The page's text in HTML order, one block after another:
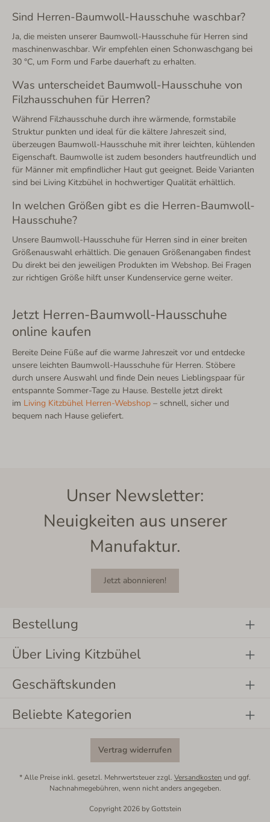
Sind Herren-Baumwoll-Hausschuhe waschbar?
Ja, die meisten unserer Baumwoll-Hausschuhe für Herren sind
maschinenwaschbar. Wir empfehlen einen Schonwaschgang bei
30 °C, um Form und Farbe dauerhaft zu erhalten.
Was unterscheidet Baumwoll-Hausschuhe von
Filzhausschuhen für Herren?
Während Filzhausschuhe durch ihre wärmende, formstabile
Struktur punkten und ideal für die kältere Jahreszeit sind,
überzeugen Baumwoll-Hausschuhe mit ihrer leichten, kühlenden
Eigenschaft. Baumwolle ist zudem besonders hautfreundlich und
für Männer mit empfindlicher Haut gut geeignet. Beide Varianten
sind bei Living Kitzbühel in hochwertiger Qualität erhältlich.
In welchen Größen gibt es die Herren-Baumwoll-
Hausschuhe?
Unsere Baumwoll-Hausschuhe für Herren sind in einer breiten
Größenauswahl erhältlich. Die genauen Größenangaben findest
Du direkt bei den jeweiligen Produkten im Webshop. Bei Fragen
zur richtigen Größe hilft unser Kundenservice gerne weiter.
Jetzt Herren-Baumwoll-Hausschuhe
online kaufen
Bereite Deine Füße auf die warme Jahreszeit vor und entdecke
unsere leichten Baumwoll-Hausschuhe für Herren. Stöbere
durch unsere Auswahl und finde Dein neues Lieblingspaar für
entspannte Sommer-Tage zu Hause. Bestelle jetzt direkt
im Living Kitzbühel Herren-Webshop – schnell, sicher und
bequem nach Hause geliefert.
Unser Newsletter:
Neuigkeiten aus unserer
Manufaktur.
Jetzt abonnieren!
Bestellung
Über Living Kitzbühel
Geschäftskunden
Beliebte Kategorien
Vertrag widerrufen
* Alle Preise inkl. gesetzl. Mehrwertsteuer zzgl. Versandkosten und ggf.
Nachnahmegebühren, wenn nicht anders angegeben.
Copyright 2026 by Gottstein